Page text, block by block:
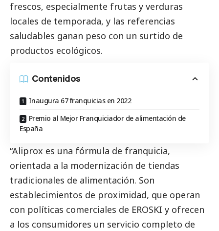
frescos, especialmente frutas y verduras
locales de temporada, y las referencias
saludables ganan peso con un surtido de
productos ecológicos.
Contenidos
Inaugura 67 franquicias en 2022
Premio al Mejor Franquiciador de alimentación de
España
“Aliprox es una fórmula de franquicia,
orientada a la modernización de tiendas
tradicionales de alimentación. Son
establecimientos de proximidad, que operan
con políticas comerciales de EROSKI y ofrecen
a los consumidores un servicio completo de